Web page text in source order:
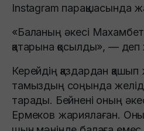
Instagram парақшасында
«Баланың әкесі
қатарына қосылды», —
Керейдің қаздардан
тамыздың соңында
тарады. Бейнені оның
Ермеков жариялаған.